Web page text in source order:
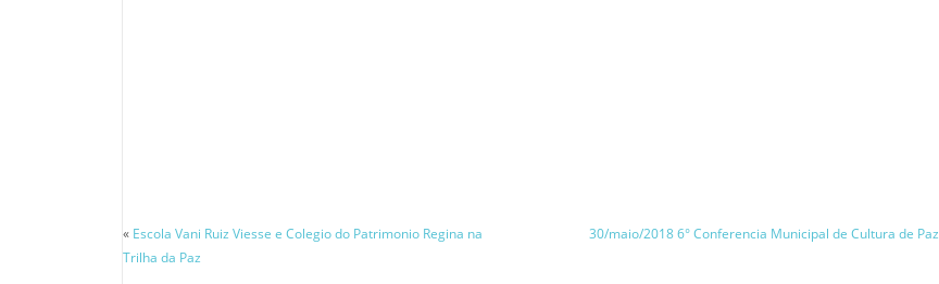
« Escola Vani Ruiz Viesse e Colegio do Patrimonio Regina na
Trilha da Paz
30/maio/2018 6° Conferencia Municipal de Cultura de Paz